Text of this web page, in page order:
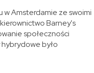
w Amsterdamie ze swoimi
Barney's
społeczności
było